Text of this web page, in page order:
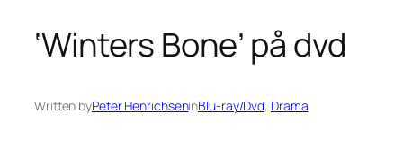
‘Winters Bone’ på dvd
Written byPeter HenrichseninBlu-ray/Dvd, Drama